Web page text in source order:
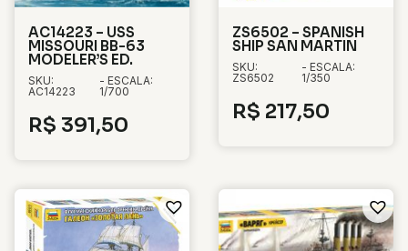
AC14223 – USS
MISSOURI BB-63
MODELER’S ED.
SKU:
AC14223
- ESCALA:
1/700
R$ 391,50
ZS6502 – SPANISH
SHIP SAN MARTIN
SKU:
ZS6502
- ESCALA:
1/350
R$ 217,50